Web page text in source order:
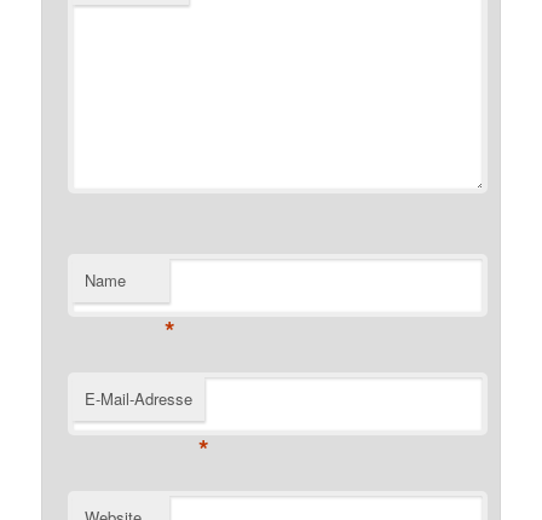
Name
*
E-Mail-Adresse
*